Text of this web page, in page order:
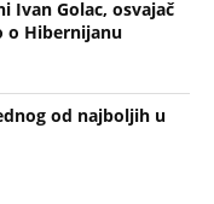
Ivan Golac, osvajač
o Hibernijanu
od najboljih u